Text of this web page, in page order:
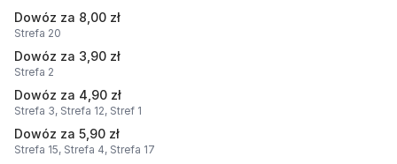
Dowóz za 8,00 zł
Strefa 20
Dowóz za 3,90 zł
Strefa 2
Dowóz za 4,90 zł
Strefa 3, Strefa 12, Stref 1
Dowóz za 5,90 zł
Strefa 15, Strefa 4, Strefa 17